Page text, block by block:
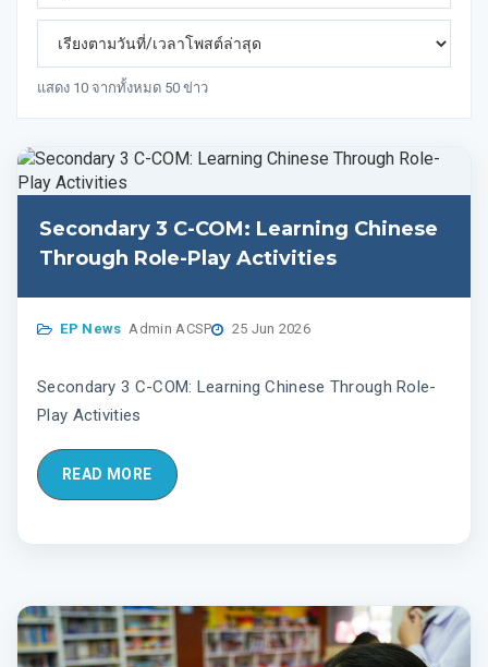
แสดง 10 จากทั้งหมด 50 ข่าว
Secondary 3 C-COM: Learning Chinese
Through Role-Play Activities
EP News Admin ACSP 25 Jun 2026
Secondary 3 C-COM: Learning Chinese Through Role-
Play Activities
READ MORE